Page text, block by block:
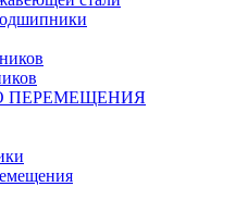
ПЕРЕМЕЩЕНИЯ